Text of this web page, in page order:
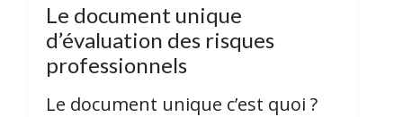
Le document unique
d’évaluation des risques
professionnels
Le document unique c’est quoi ?